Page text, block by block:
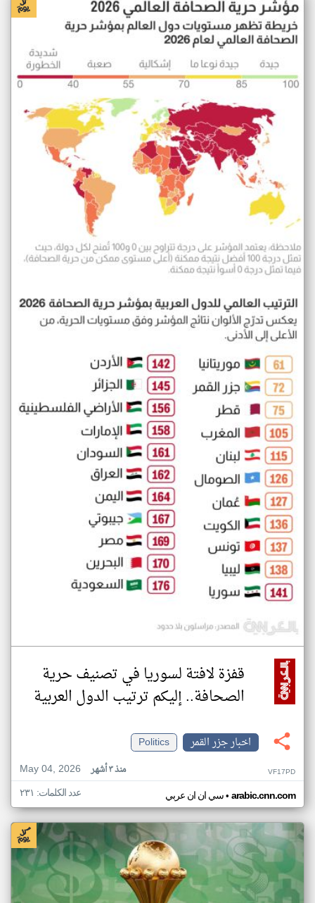
قفزة لافتة لسوريا في تصنيف حرية
الصحافة.. إليكم ترتيب الدول العربية
اخبار جزر القمر
Politics
May 04, 2026
منذ ٣ أشهر VF17PD
سي ان ان عربي• arabic.cnn.com عدد الكلمات: ٢٣١